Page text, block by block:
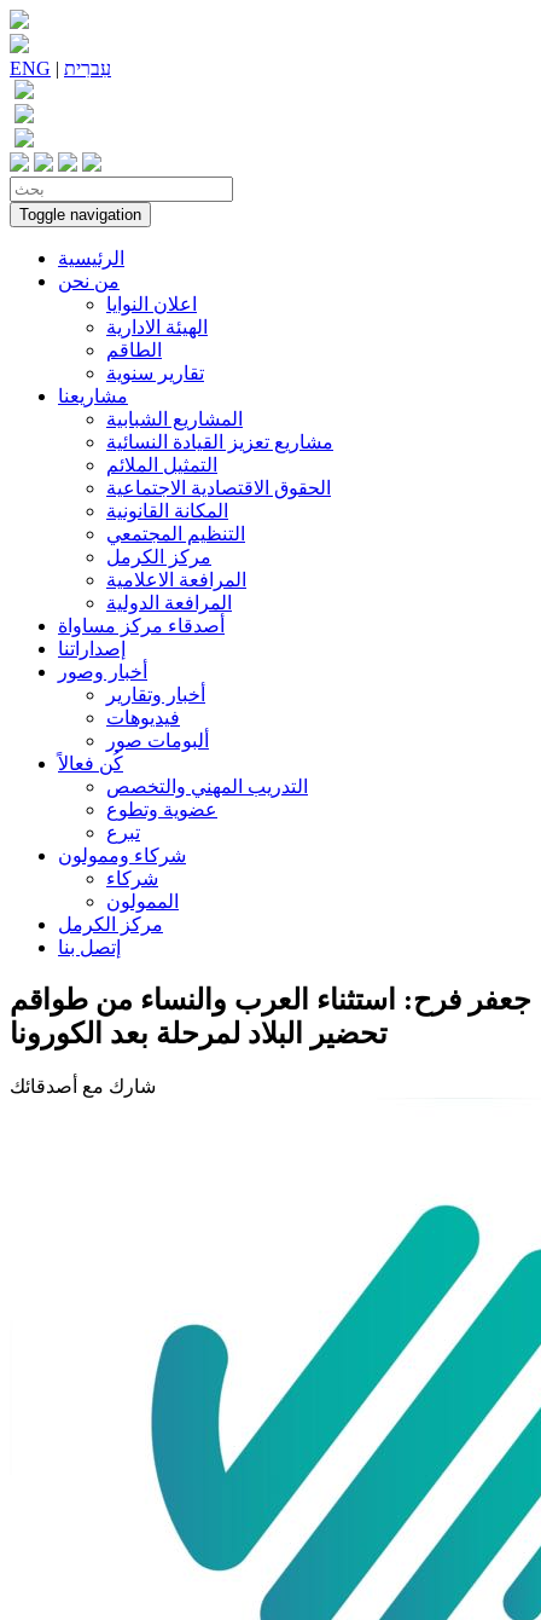
ENG | עִברִית
Toggle navigation
الرئيسية
من نحن
اعلان النوايا
الهيئة الادارية
الطاقم
تقارير سنوية
مشاريعنا
المشاريع الشبابية
مشاريع تعزيز القيادة النسائية
التمثيل الملائم
الحقوق الاقتصادية الاجتماعية
المكانة القانونية
التنظيم المجتمعي
مركز الكرمل
المرافعة الاعلامية
المرافعة الدولية
أصدقاء مركز مساواة
إصداراتنا
أخبار وصور
أخبار وتقارير
فيديوهات
ألبومات صور
كُن فعالاً
التدريب المهني والتخصص
عضوية وتطوع
تبرع
شركاء وممولون
شركاء
الممولون
مركز الكرمل
إتصل بنا
جعفر فرح: استثناء العرب والنساء من طواقم
تحضير البلاد لمرحلة بعد الكورونا
شارك مع أصدقائك